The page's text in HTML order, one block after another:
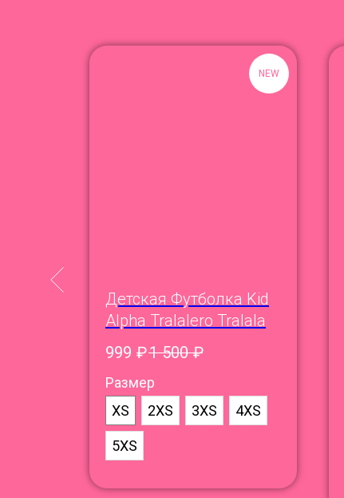
NEW
Детская Футболка Kid
Alpha Tralalero Tralala
999 ₽1 500 ₽
Размер
XS
2XS 3XS 4XS
5XS